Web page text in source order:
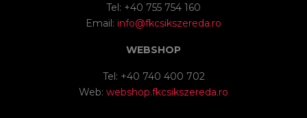
Tel: +40 755 754 160
Email: info@fkcsikszereda.ro
WEBSHOP
Tel: +40 740 400 702
Web: webshop.fkcsikszereda.ro